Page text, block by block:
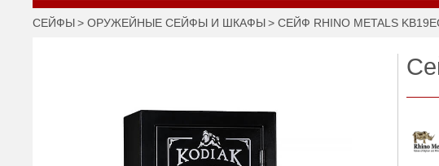
СЕЙФЫ ОРУЖЕЙНЫЕ СЕЙФЫ И ШКАФЫ СЕЙФ RHINO METALS